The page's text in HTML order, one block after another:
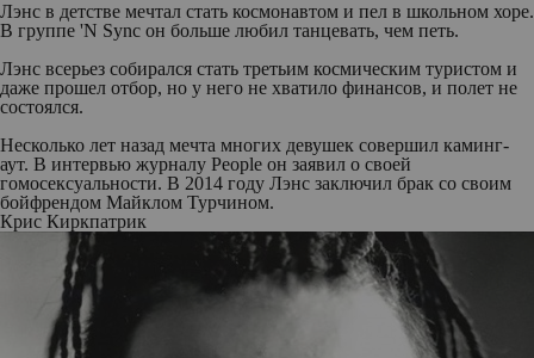
Лэнс в детстве мечтал стать космонавтом и пел в школьном хоре.
В группе 'N Sync он больше любил танцевать, чем петь.
Лэнс всерьез собирался стать третьим космическим туристом и
даже прошел отбор, но у него не хватило финансов, и полет не
состоялся.
Несколько лет назад мечта многих девушек совершил каминг-
аут. В интервью журналу People он заявил о своей
гомосексуальности. В 2014 году Лэнс заключил брак со своим
бойфрендом Майклом Турчином.
Крис Киркпатрик